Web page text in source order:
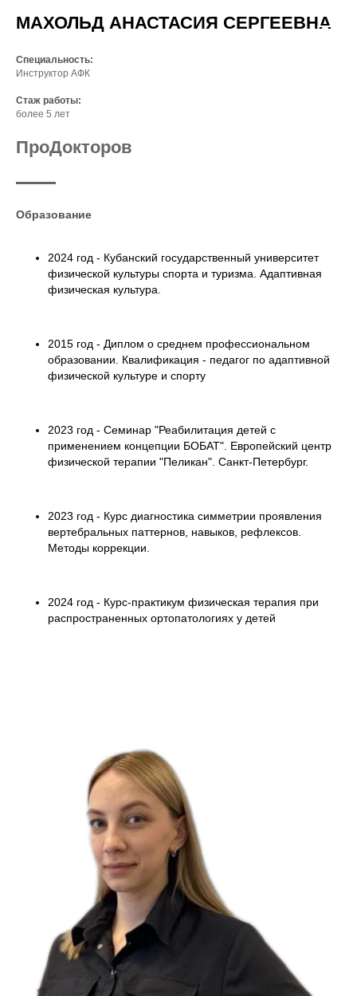
МАХОЛЬД АНАСТАСИЯ СЕРГЕЕВНА
Специальность:
Инструктор АФК
Стаж работы:
более 5 лет
ПроДокторов
Образование
2024 год - Кубанский государственный университет
физической культуры спорта и туризма. Адаптивная
физическая культура.
2015 год - Диплом о среднем профессиональном
образовании. Квалификация - педагог по адаптивной
физической культуре и спорту
2023 год - Семинар "Реабилитация детей с
применением концепции БОБАТ". Европейский центр
физической терапии "Пеликан". Санкт-Петербург.
2023 год - Курс диагностика симметрии проявления
вертебральных паттернов, навыков, рефлексов.
Методы коррекции.
2024 год - Курс-практикум физическая терапия при
распространенных ортопатологиях у детей